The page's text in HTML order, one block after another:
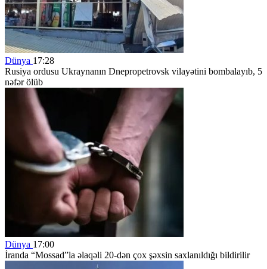
Dünya 17:28
Rusiya ordusu Ukraynanın Dnepropetrovsk vilayətini bombalayıb, 5
nəfər ölüb
Dünya 17:00
İranda “Mossad”la əlaqəli 20-dən çox şəxsin saxlanıldığı bildirilir